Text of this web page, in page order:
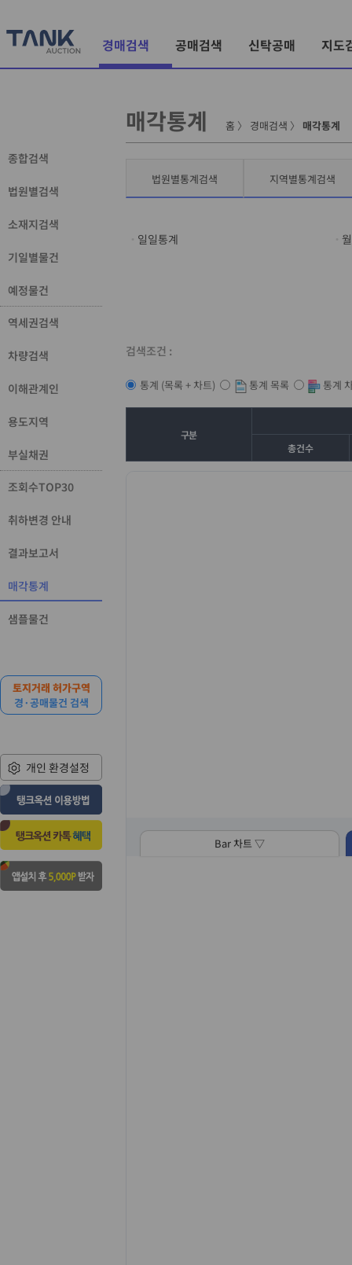
경매검색 공매검색 신탁공매 지도
종합검색
법원별검색
소재지검색
기일별물건
예정물건
역세권검색
차량검색
이해관계인
용도지역
부실채권
조회수TOP30
취하변경 안내
결과보고서
매각통계
샘플물건
토지거래 허가구역
경·공매물건 검색
개인 환경설정
매각통계 홈 〉 경매검색 〉 매각통계
법원별통계검색 지역별통계검색
일일통계
검색조건 :
통계 (목록 + 차트) 통계 목록 통계
구분
총건수
Bar 차트